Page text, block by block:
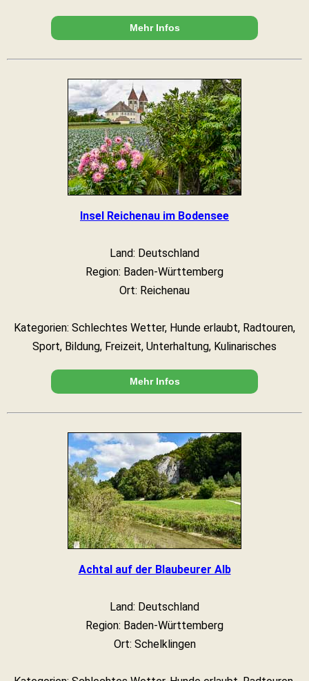
Mehr Infos
Insel Reichenau im Bodensee
Land: Deutschland
Region: Baden-Württemberg
Ort: Reichenau
Kategorien: Schlechtes Wetter, Hunde erlaubt, Radtouren,
Sport, Bildung, Freizeit, Unterhaltung, Kulinarisches
Mehr Infos
Achtal auf der Blaubeurer Alb
Land: Deutschland
Region: Baden-Württemberg
Ort: Schelklingen